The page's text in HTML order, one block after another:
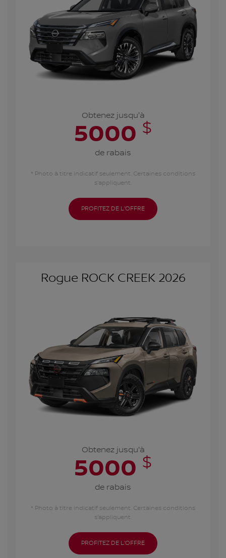
Obtenez jusqu'à
5000 $
de rabais
* Photo à titre indicatif seulement. Certaines conditions
s'appliquent.
PROFITEZ DE L'OFFRE
Rogue ROCK CREEK 2026
Obtenez jusqu'à
5000 $
de rabais
* Photo à titre indicatif seulement. Certaines conditions
s'appliquent.
PROFITEZ DE L'OFFRE